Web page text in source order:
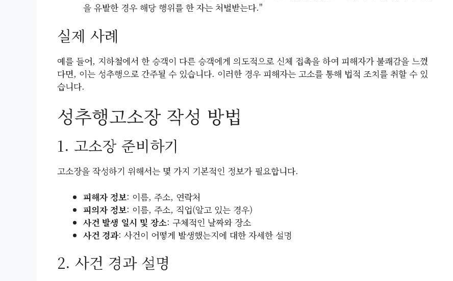
을 유발한 경우 해당 행위를 한 자는 처벌받는다."
실제 사례
예를 들어, 지하철에서 한 승객이 다른 승객에게 의도적으로 신체 접촉을 하여 피해자가 불쾌감을 느꼈
다면, 이는 성추행으로 간주될 수 있습니다. 이러한 경우 피해자는 고소를 통해 법적 조치를 취할 수 있
습니다.
성추행고소장 작성 방법
1. 고소장 준비하기
고소장을 작성하기 위해서는 몇 가지 기본적인 정보가 필요합니다.
피해자 정보: 이름, 주소, 연락처
피의자 정보: 이름, 주소, 직업(알고 있는 경우)
사건 발생 일시 및 장소: 구체적인 날짜와 장소
사건 경과: 사건이 어떻게 발생했는지에 대한 자세한 설명
2. 사건 경과 설명